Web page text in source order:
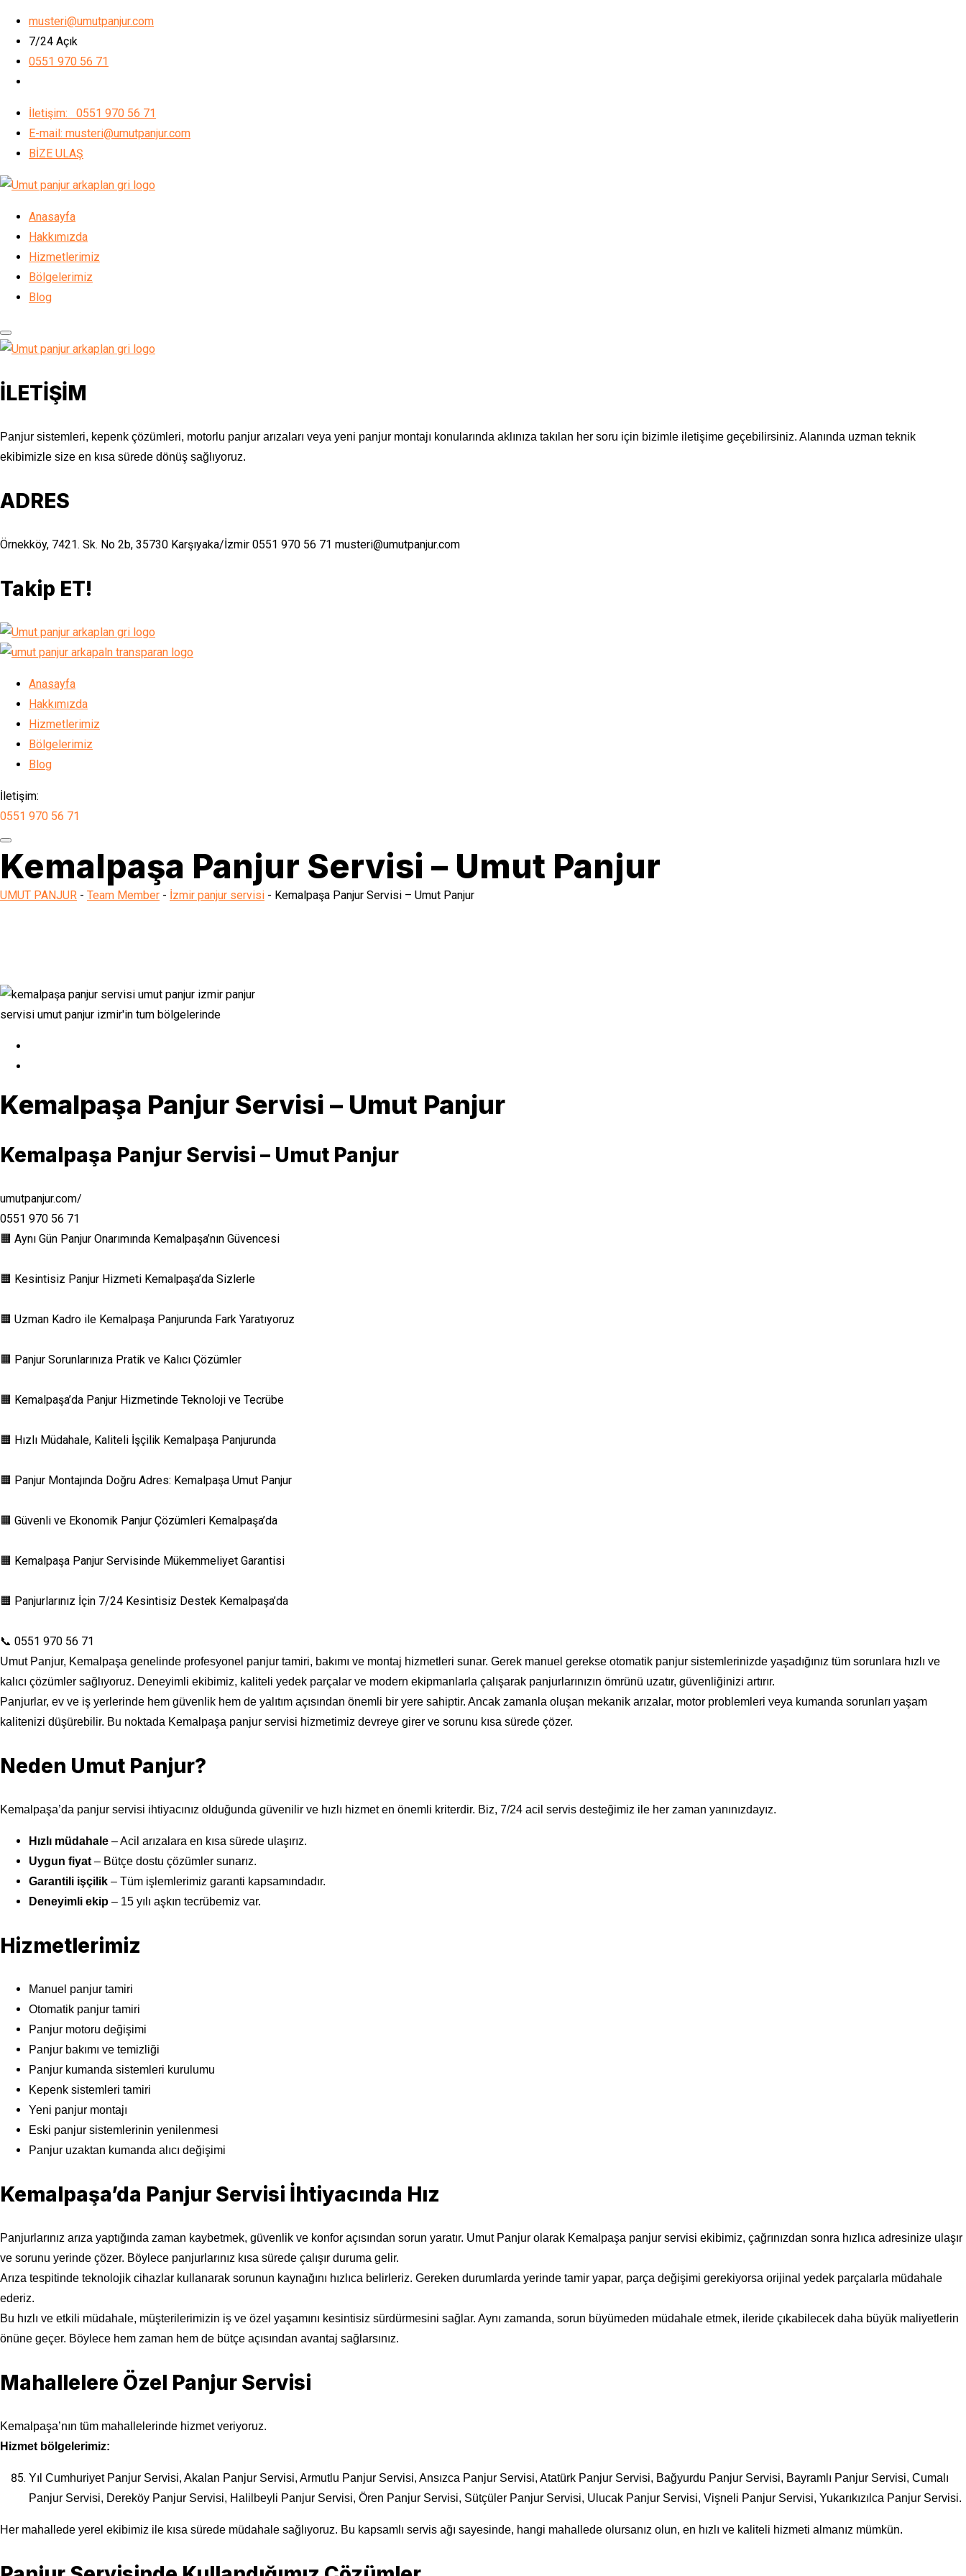
Skip
content
musteri@umutpanjur.com
7/24 Açık
0551 970 56 71
İletişim: 0551 970 56 71
E-mail: musteri@umutpanjur.com
BİZE ULAŞ
Anasayfa
Hakkımızda
Hizmetlerimiz
Bölgelerimiz
Blog
İLETİŞİM
Panjur sistemleri, kepenk çözümleri, motorlu panjur arızaları veya yeni panjur montajı konularında aklınıza takılan her soru için bizimle iletişime geçebilirsiniz. Alanında uzman teknik
ekibimizle size en kısa sürede dönüş sağlıyoruz.
ADRES
Örnekköy, 7421. Sk. No 2b, 35730 Karşıyaka/İzmir 0551 970 56 71 musteri@umutpanjur.com
Takip ET!
Anasayfa
Hakkımızda
Hizmetlerimiz
Bölgelerimiz
Blog
İletişim:
0551 970 56 71
Kemalpaşa Panjur Servisi – Umut Panjur
UMUT PANJUR - Team Member - İzmir panjur servisi - Kemalpaşa Panjur Servisi – Umut Panjur
Kemalpaşa Panjur Servisi – Umut Panjur
Kemalpaşa Panjur Servisi – Umut Panjur
umutpanjur.com/
0551 970 56 71
🟧 Aynı Gün Panjur Onarımında Kemalpaşa’nın Güvencesi
🟧 Kesintisiz Panjur Hizmeti Kemalpaşa’da Sizlerle
🟧 Uzman Kadro ile Kemalpaşa Panjurunda Fark Yaratıyoruz
🟧 Panjur Sorunlarınıza Pratik ve Kalıcı Çözümler
🟧 Kemalpaşa’da Panjur Hizmetinde Teknoloji ve Tecrübe
🟧 Hızlı Müdahale, Kaliteli İşçilik Kemalpaşa Panjurunda
🟧 Panjur Montajında Doğru Adres: Kemalpaşa Umut Panjur
🟧 Güvenli ve Ekonomik Panjur Çözümleri Kemalpaşa’da
🟧 Kemalpaşa Panjur Servisinde Mükemmeliyet Garantisi
🟧 Panjurlarınız İçin 7/24 Kesintisiz Destek Kemalpaşa’da
📞 0551 970 56 71
Umut Panjur, Kemalpaşa genelinde profesyonel panjur tamiri, bakımı ve montaj hizmetleri sunar. Gerek manuel gerekse otomatik panjur sistemlerinizde yaşadığınız tüm sorunlara hızlı ve
kalıcı çözümler sağlıyoruz. Deneyimli ekibimiz, kaliteli yedek parçalar ve modern ekipmanlarla çalışarak panjurlarınızın ömrünü uzatır, güvenliğinizi artırır.
Panjurlar, ev ve iş yerlerinde hem güvenlik hem de yalıtım açısından önemli bir yere sahiptir. Ancak zamanla oluşan mekanik arızalar, motor problemleri veya kumanda sorunları yaşam
kalitenizi düşürebilir. Bu noktada Kemalpaşa panjur servisi hizmetimiz devreye girer ve sorunu kısa sürede çözer.
Neden Umut Panjur?
Kemalpaşa’da panjur servisi ihtiyacınız olduğunda güvenilir ve hızlı hizmet en önemli kriterdir. Biz, 7/24 acil servis desteğimiz ile her zaman yanınızdayız.
Hızlı müdahale – Acil arızalara en kısa sürede ulaşırız.
Uygun fiyat – Bütçe dostu çözümler sunarız.
Garantili işçilik – Tüm işlemlerimiz garanti kapsamındadır.
Deneyimli ekip – 15 yılı aşkın tecrübemiz var.
Hizmetlerimiz
Manuel panjur tamiri
Otomatik panjur tamiri
Panjur motoru değişimi
Panjur bakımı ve temizliği
Panjur kumanda sistemleri kurulumu
Kepenk sistemleri tamiri
Yeni panjur montajı
Eski panjur sistemlerinin yenilenmesi
Panjur uzaktan kumanda alıcı değişimi
Kemalpaşa’da Panjur Servisi İhtiyacında Hız
Panjurlarınız arıza yaptığında zaman kaybetmek, güvenlik ve konfor açısından sorun yaratır. Umut Panjur olarak Kemalpaşa panjur servisi ekibimiz, çağrınızdan sonra hızlıca adresinize ulaşır
ve sorunu yerinde çözer. Böylece panjurlarınız kısa sürede çalışır duruma gelir.
Arıza tespitinde teknolojik cihazlar kullanarak sorunun kaynağını hızlıca belirleriz. Gereken durumlarda yerinde tamir yapar, parça değişimi gerekiyorsa orijinal yedek parçalarla müdahale
ederiz.
Bu hızlı ve etkili müdahale, müşterilerimizin iş ve özel yaşamını kesintisiz sürdürmesini sağlar. Aynı zamanda, sorun büyümeden müdahale etmek, ileride çıkabilecek daha büyük maliyetlerin
önüne geçer. Böylece hem zaman hem de bütçe açısından avantaj sağlarsınız.
Mahallelere Özel Panjur Servisi
Kemalpaşa’nın tüm mahallelerinde hizmet veriyoruz.
Hizmet bölgelerimiz:
Yıl Cumhuriyet Panjur Servisi, Akalan Panjur Servisi, Armutlu Panjur Servisi, Ansızca Panjur Servisi, Atatürk Panjur Servisi, Bağyurdu Panjur Servisi, Bayramlı Panjur Servisi, Cumalı
Panjur Servisi, Dereköy Panjur Servisi, Halilbeyli Panjur Servisi, Ören Panjur Servisi, Sütçüler Panjur Servisi, Ulucak Panjur Servisi, Vişneli Panjur Servisi, Yukarıkızılca Panjur Servisi.
Her mahallede yerel ekibimiz ile kısa sürede müdahale sağlıyoruz. Bu kapsamlı servis ağı sayesinde, hangi mahallede olursanız olun, en hızlı ve kaliteli hizmeti almanız mümkün.